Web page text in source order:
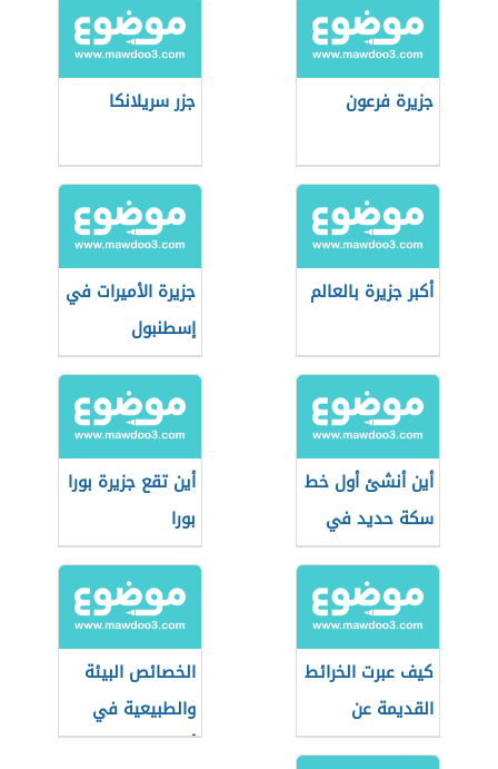
جزيرة فرعون جزر سريلانكا
أكبر جزيرة بالعالم
جزيرة الأميرات في
إسطنبول
أين أنشئ أول خط
سكة حديد في
قارة إفريقيا
أين تقع جزيرة بورا
بورا
كيف عبرت الخرائط
القديمة عن
القطب الشمالي؟
الخصائص البيئة
والطبيعية في
أوقيانوسيا